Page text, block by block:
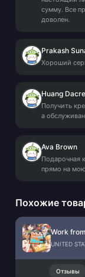
сумму. Все
доволен.
Prakash
Хороший
Huang
Получить
а
Ava Brown
Подарочная
прямо на
Похожие
UNITED
Отзывы